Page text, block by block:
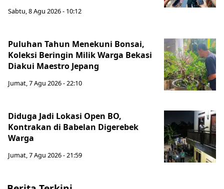
Sabtu, 8 Agu 2026 - 10:12
Puluhan Tahun Menekuni Bonsai,
Koleksi Beringin Milik Warga Bekasi
Diakui Maestro Jepang
Jumat, 7 Agu 2026 - 22:10
Diduga Jadi Lokasi Open BO,
Kontrakan di Babelan Digerebek
Warga
Jumat, 7 Agu 2026 - 21:59